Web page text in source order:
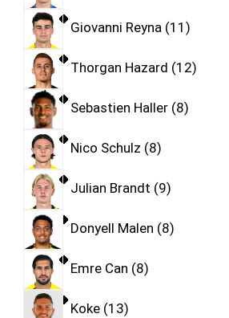
Giovanni Reyna 11
Thorgan Hazard 12
Sebastien Haller 8
Nico Schulz 8
Julian Brandt 9
Donyell Malen 8
Emre Can 8
Koke 13